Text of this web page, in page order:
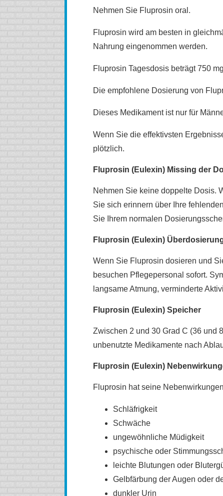
Nehmen Sie Fluprosin oral.
Fluprosin wird am besten in
Nahrung eingenommen werden.
Fluprosin Tagesdosis beträgt 750
Die empfohlene Dosierung von
Dieses Medikament ist nur für
Wenn Sie die effektivsten
plötzlich.
Fluprosin (Eulexin) Missing der
Nehmen Sie keine doppelte Dosis.
Sie sich erinnern über Ihre
Sie Ihrem normalen
Fluprosin (Eulexin)
Wenn Sie Fluprosin dosieren und
besuchen Pflegepersonal sofort.
langsame Atmung, verminderte
Fluprosin (Eulexin) Speicher
Zwischen 2 und 30 Grad C (36 und
unbenutzte Medikamente nach
Fluprosin (Eulexin)
Fluprosin hat seine
Schläfrigkeit
Schwäche
ungewöhnliche Müdigkeit
psychische oder
leichte Blutungen oder
Gelbfärbung der Augen oder
dunkler Urin